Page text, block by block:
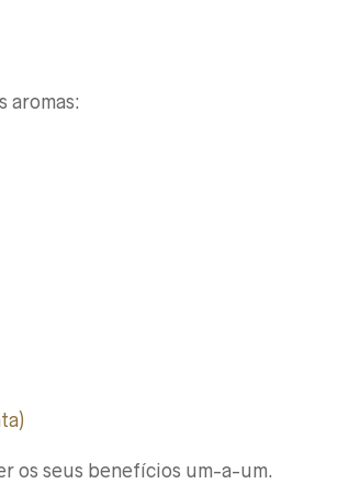
aromas:
os seus benefícios um-a-um.